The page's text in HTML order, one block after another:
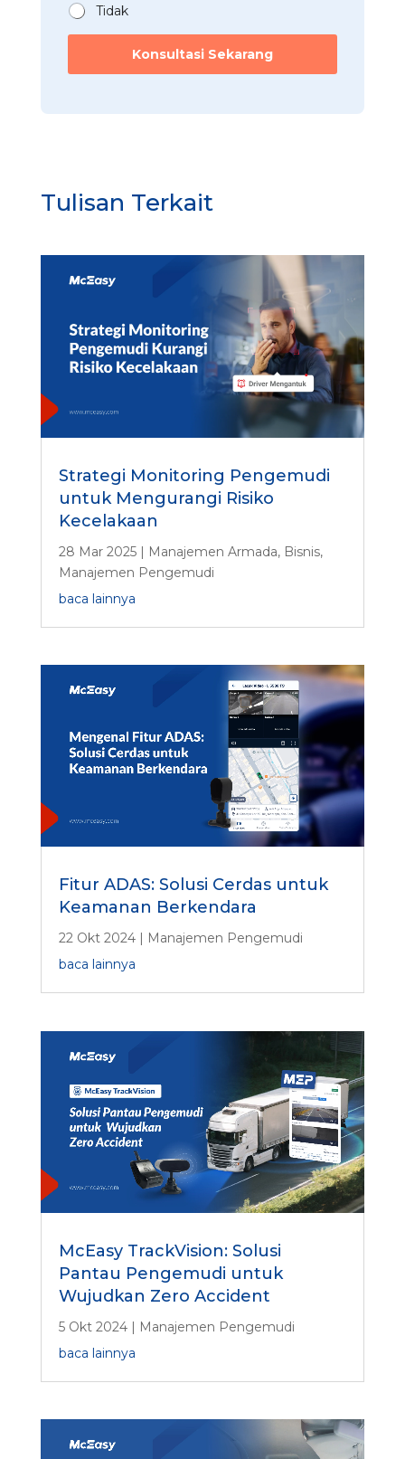
Tidak
Konsultasi Sekarang
Tulisan Terkait
Strategi Monitoring Pengemudi
untuk Mengurangi Risiko
Kecelakaan
28 Mar 2025| Manajemen Armada, Bisnis,
Manajemen Pengemudi
baca lainnya
Fitur ADAS: Solusi Cerdas untuk
Keamanan Berkendara
22 Okt 2024|
Manajemen Pengemudi
baca lainnya
McEasy TrackVision: Solusi
Pantau Pengemudi untuk
Wujudkan Zero Accident
5 Okt 2024| Manajemen Pengemudi
baca lainnya